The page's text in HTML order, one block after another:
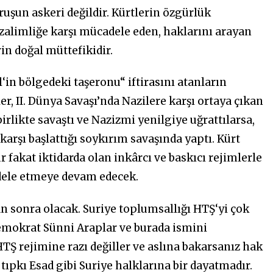
askeri değildir. Kürtlerin özgürlük
karşı mücadele eden, haklarını arayan
doğal müttefikidir.
bölgedeki taşeronu“ iftirasını atanların
II. Dünya Savaşı’nda Nazilere karşı ortaya çıkan
savaştı ve Nazizmi yenilgiye uğrattılarsa,
başlattığı soykırım savaşında yaptı. Kürt
fakat iktidarda olan inkârcı ve baskıcı rejimlerle
etmeye devam edecek.
sonra olacak. Suriye toplumsallığı HTŞ‘yi çok
Sünni Araplar ve burada ismini
rejimine razı değiller ve aslına bakarsanız hak
Esad gibi Suriye halklarına bir dayatmadır.